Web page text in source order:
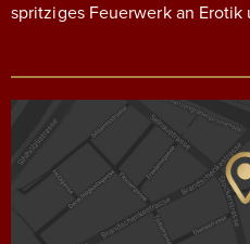
spritziges Feuerwerk an